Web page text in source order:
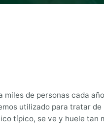
de personas cada
utilizado para tratar
típico, se ve y huele tan